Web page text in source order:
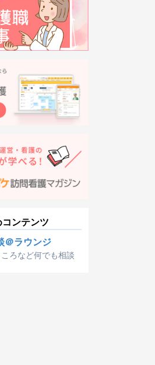
ンテンツ
＠ラウンジ
ろなど何でも相談